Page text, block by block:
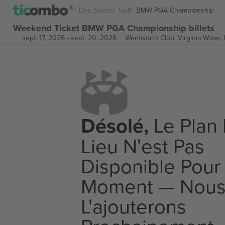
Des Sports Golf BMW PGA Championship
Weekend Ticket BMW PGA Championship billets
sept. 17, 2026- sept. 20, 2026 Wentworth Club, Virginia
Désolé, Le Plan
Lieu N'est Pas
Disponible Pour
Moment — Nous
L'ajouterons